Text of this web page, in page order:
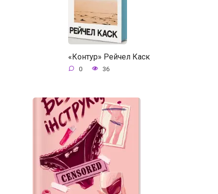
«Контур» Рейчел Каск
0 36